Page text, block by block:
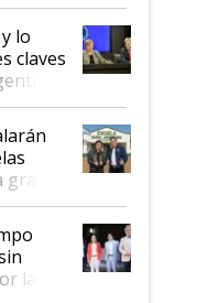
lo
claves
las